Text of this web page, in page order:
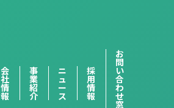
会
社
情
報
事
業
紹
介
ニ
ュ
ー
ス
採
用
情
報
お
問
い
合
わ
せ
窓